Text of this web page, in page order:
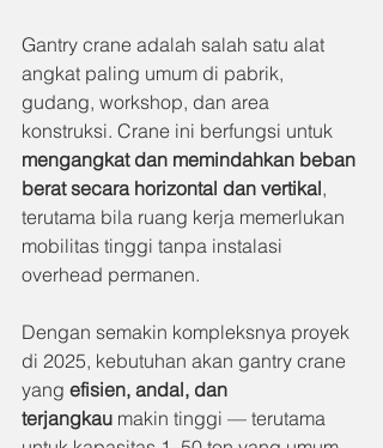
Gantry crane adalah salah satu alat
angkat paling umum di pabrik,
gudang, workshop, dan area
konstruksi. Crane ini berfungsi untuk
mengangkat dan memindahkan beban
berat secara horizontal dan vertikal,
terutama bila ruang kerja memerlukan
mobilitas tinggi tanpa instalasi
overhead permanen.
Dengan semakin kompleksnya proyek
di 2025, kebutuhan akan gantry crane
yang efisien, andal, dan
terjangkau makin tinggi — terutama